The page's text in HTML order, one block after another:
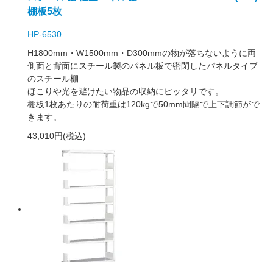
棚板5枚
HP-6530
H1800mm・W1500mm・D300mmの物が落ちないように両
側面と背面にスチール製のパネル板で密閉したパネルタイプ
のスチール棚
ほこりや光を避けたい物品の収納にピッタリです。
棚板1枚あたりの耐荷重は120kgで50mm間隔で上下調節がで
きます。
43,010円(税込)